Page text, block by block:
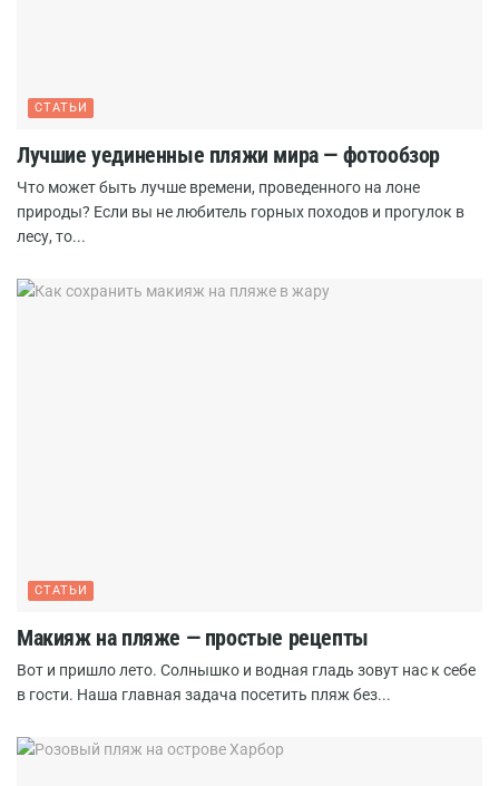
СТАТЬИ
Лучшие уединенные пляжи мира — фотообзор
Что может быть лучше времени, проведенного на лоне
природы? Если вы не любитель горных походов и прогулок в
лесу, то...
СТАТЬИ
Макияж на пляже — простые рецепты
Вот и пришло лето. Солнышко и водная гладь зовут нас к себе
в гости. Наша главная задача посетить пляж без...